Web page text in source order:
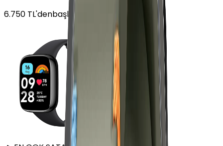
6.750 TL'denbaşlayan fiyatlar